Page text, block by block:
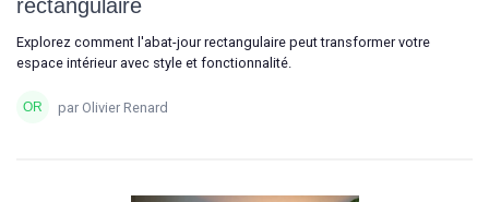
rectangulaire
Explorez comment l'abat-jour rectangulaire peut transformer votre
espace intérieur avec style et fonctionnalité.
par Olivier Renard